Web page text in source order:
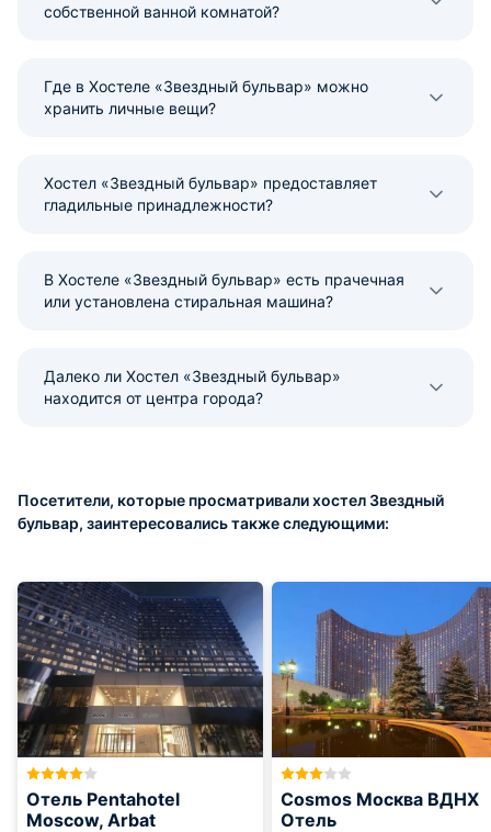
собственной ванной комнатой?
Где в Хостеле «Звездный бульвар» можно
хранить личные вещи?
Хостел «Звездный бульвар» предоставляет
гладильные принадлежности?
В Хостеле «Звездный бульвар» есть прачечная
или установлена стиральная машина?
Далеко ли Хостел «Звездный бульвар»
находится от центра города?
Посетители, которые просматривали хостел Звездный
бульвар, заинтересовались также следующими:
Отель Pentahotel
Moscow, Arbat
Cosmos Москва ВДНХ
Отель